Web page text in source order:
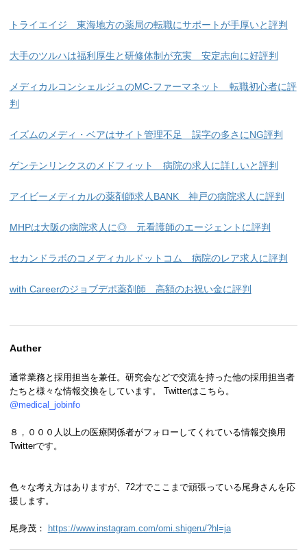
トライエイジ 東海地方の薬局の転職にサポートが手厚いと評判
大手のツルハは福利厚生と研修体制が充実 安定志向に好評判
メディカルコンシェルジュのMC-ファーマネット 転職初心者に評
判
イズムのメディ・ベアはサイト管理不足 誤字の多さにNG評判
ゲンテンリンクスのメドフィット 病院の求人に詳しいと評判
アイビーメディカルの薬剤師求人BANK 神戸の病院求人に評判
MHPは大阪の病院求人に◎ 元看護師のエージェントに評判
セカンドラボのコメディカルドットコム 病院のレア求人に評判
with Careerのジョブデポ薬剤師 高額のお祝い金に評判
Auther
通常業務と採用担当を兼任。研究会などで交流を持った他の採用担当者
たちと様々な情報交換をしています。 Twitterはこちら。
@medical_jobinfo
８，０００人以上の医療関係者がフォローしてくれている情報交換用
Twitterです。
色々な考え方はありますが、72才でここまで頑張っている尾身さんを応
援します。
尾身茂： https://www.instagram.com/omi.shigeru/?hl=ja